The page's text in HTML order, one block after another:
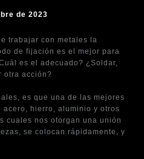
de 2023
trabajar con metales la
de fijación es el mejor para
es el adecuado? ¿Soldar,
otra acción?
es que una de las mejores
hierro, aluminio y otros
cuales nos otorgan una unión
se colocan rápidamente, y